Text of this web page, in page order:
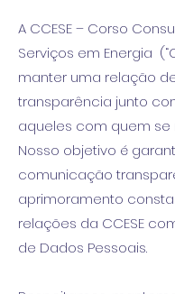
A CCESE – Corso
Serviços em Energia
manter uma relação
transparência junto
aqueles com quem se
Nosso objetivo é
comunicação
aprimoramento
relações da CCESE
de Dados Pessoais.